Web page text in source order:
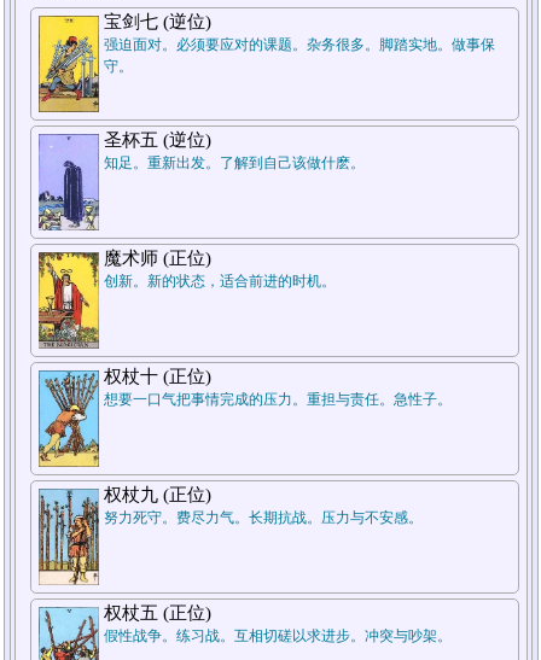
1.过去
5.周遭状况
宝剑七 (逆位)
强迫面对。必须要应对的课题。杂务很多。脚踏实地。做事保
守。
圣杯五 (逆位)
知足。重新出发。了解到自己该做什麽。
魔术师 (正位)
创新。新的状态，适合前进的时机。
权杖十 (正位)
想要一口气把事情完成的压力。重担与责任。急性子。
权杖九 (正位)
努力死守。费尽力气。长期抗战。压力与不安感。
权杖五 (正位)
假性战争。练习战。互相切磋以求进步。冲突与吵架。